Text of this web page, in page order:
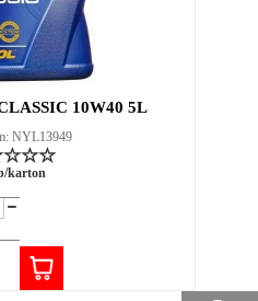
10W40 5L
NYL13949
karton